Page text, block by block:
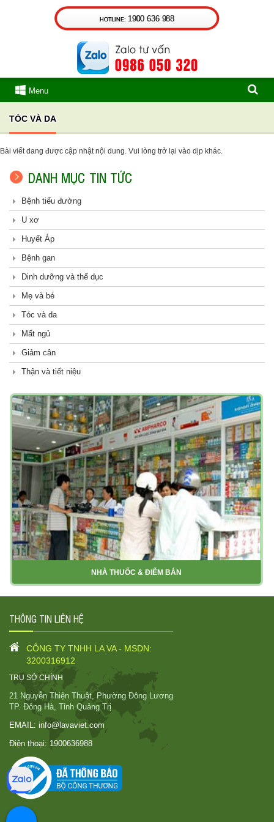
HOTLINE: 1900 636 988
Menu
TÓC VÀ DA
Bài viết dang được cập nhật nội dung. Vui lòng trở lại vào dịp khác.
DANH MỤC TIN TỨC
Bệnh tiểu đường
U xơ
Huyết Áp
Bệnh gan
Dinh dưỡng và thể dục
Mẹ và bé
Tóc và da
Mất ngủ
Giảm cân
Thận và tiết niệu
NHÀ THUỐC & ĐIỂM BÁN
THÔNG TIN LIÊN HỆ
CÔNG TY TNHH LA VA - MSDN:
3200316912
TRỤ SỞ CHÍNH
21 Nguyễn Thiện Thuật, Phường Đông Lương
TP. Đông Hà, Tỉnh Quảng Trị
EMAIL: info@lavaviet.com
Điện thoại: 1900636988